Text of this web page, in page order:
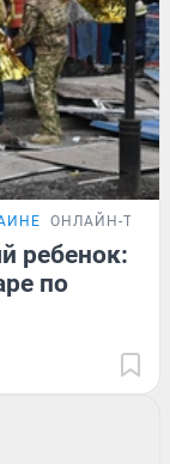
ОНЛАЙН-
ребенок:
по